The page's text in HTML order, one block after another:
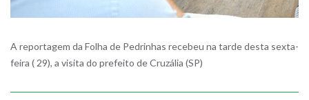
A reportagem da Folha de Pedrinhas recebeu na tarde desta sexta-
feira ( 29), a visita do prefeito de Cruzália (SP)